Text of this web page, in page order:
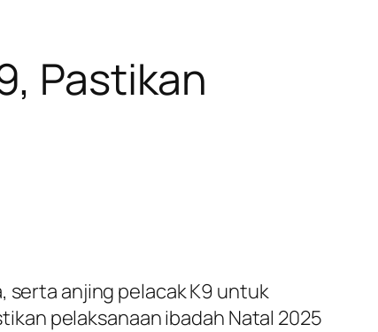
Pastikan
serta anjing pelacak K9 untuk
pelaksanaan ibadah Natal 2025